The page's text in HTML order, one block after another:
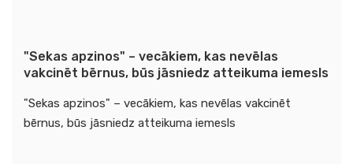
"Sekas apzinos" – vecākiem, kas nevēlas
vakcinēt bērnus, būs jāsniedz atteikuma iemesls
"Sekas apzinos" – vecākiem, kas nevēlas vakcinēt
bērnus, būs jāsniedz atteikuma iemesls